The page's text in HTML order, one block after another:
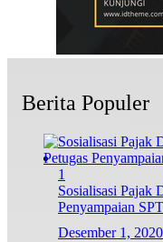
Berita Populer
1
Sosialisasi Pajak
Penyampaian
Desember 1, 2020